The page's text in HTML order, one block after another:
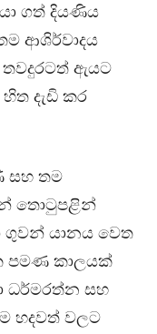
ගත් දියණිය
ආශිර්වාදය
තවදුරටත් ඇයට
දැඩි කර
සහ තම
තොටුපළින්
ගුවන් යානය වෙත
පමණ කාලයක්
ධර්මරත්න සහ
හදවත් වලට